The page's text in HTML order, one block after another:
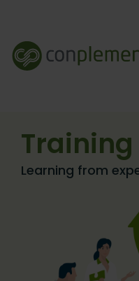
Training
Learning from